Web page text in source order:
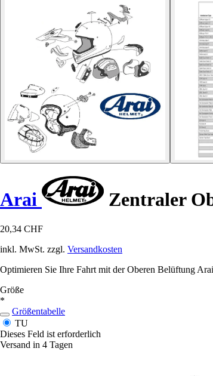
Arai Zentraler
20,34 CHF
inkl. MwSt. zzgl. Versandkosten
Optimieren Sie Ihre Fahrt mit der Oberen Belüftung
Größe
*
Größentabelle
TU
Dieses Feld ist erforderlich
Versand in 4 Tagen